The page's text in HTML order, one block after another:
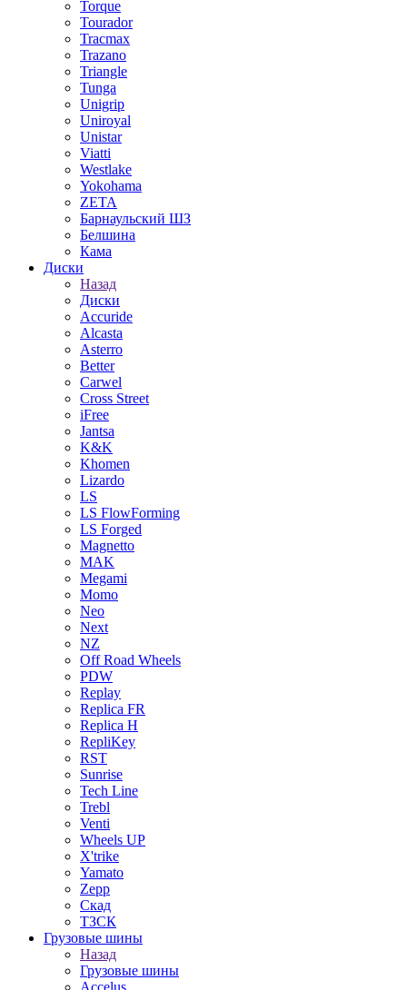
Torque
Tourador
Tracmax
Trazano
Triangle
Tunga
Unigrip
Uniroyal
Unistar
Viatti
Westlake
Yokohama
ZETA
Барнаульский ШЗ
Белшина
Кама
Диски
Назад
Диски
Accuride
Alcasta
Asterro
Better
Carwel
Cross Street
iFree
Jantsa
K&K
Khomen
Lizardo
LS
LS FlowForming
LS Forged
Magnetto
MAK
Megami
Momo
Neo
Next
NZ
Off Road Wheels
PDW
Replay
Replica FR
Replica H
RepliKey
RST
Sunrise
Tech Line
Trebl
Venti
Wheels UP
X'trike
Yamato
Zepp
Скад
ТЗСК
Грузовые шины
Назад
Грузовые шины
Accelus